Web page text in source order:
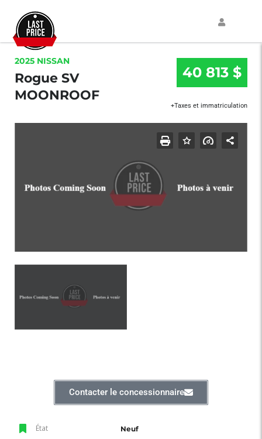
2025 NISSAN
Rogue SV
MOONROOF
40 813 $
+Taxes et immatriculation
Contacter le concessionnaire
État Neuf